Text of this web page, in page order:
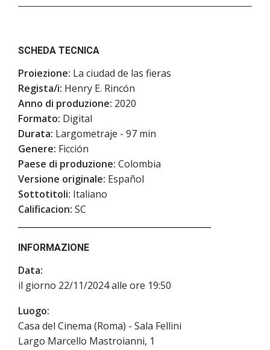
SCHEDA TECNICA
Proiezione: La ciudad de las fieras
Regista/i: Henry E. Rincón
Anno di produzione: 2020
Formato: Digital
Durata: Largometraje - 97 min
Genere: Ficción
Paese di produzione: Colombia
Versione originale: Español
Sottotitoli: Italiano
Calificacion: SC
INFORMAZIONE
Data:
il giorno 22/11/2024 alle ore 19:50
Luogo:
Casa del Cinema (Roma) - Sala Fellini
Largo Marcello Mastroianni, 1